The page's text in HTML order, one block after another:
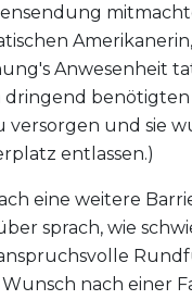
Anwesenheit
dringend
versorgen und sie
entlassen.)
eine weitere
sprach, wie
nach einer